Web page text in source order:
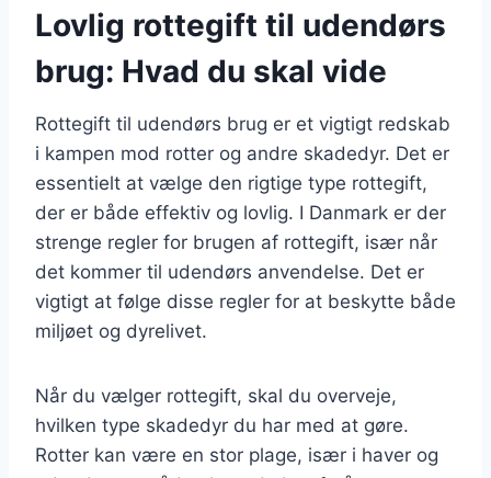
Lovlig rottegift til udendørs
brug: Hvad du skal vide
Rottegift til udendørs brug er et vigtigt redskab
i kampen mod rotter og andre skadedyr. Det er
essentielt at vælge den rigtige type rottegift,
der er både effektiv og lovlig. I Danmark er der
strenge regler for brugen af rottegift, især når
det kommer til udendørs anvendelse. Det er
vigtigt at følge disse regler for at beskytte både
miljøet og dyrelivet.
Når du vælger rottegift, skal du overveje,
hvilken type skadedyr du har med at gøre.
Rotter kan være en stor plage, især i haver og